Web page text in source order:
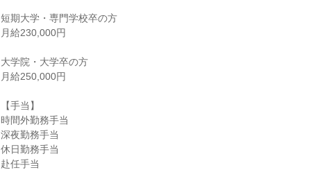
短期大学・専門学校卒の方
月給230,000円
大学院・大学卒の方
月給250,000円
【手当】
時間外勤務手当
深夜勤務手当
休日勤務手当
赴任手当